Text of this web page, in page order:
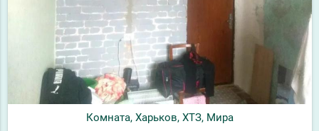
Комната, Харьков, ХТЗ, Мира